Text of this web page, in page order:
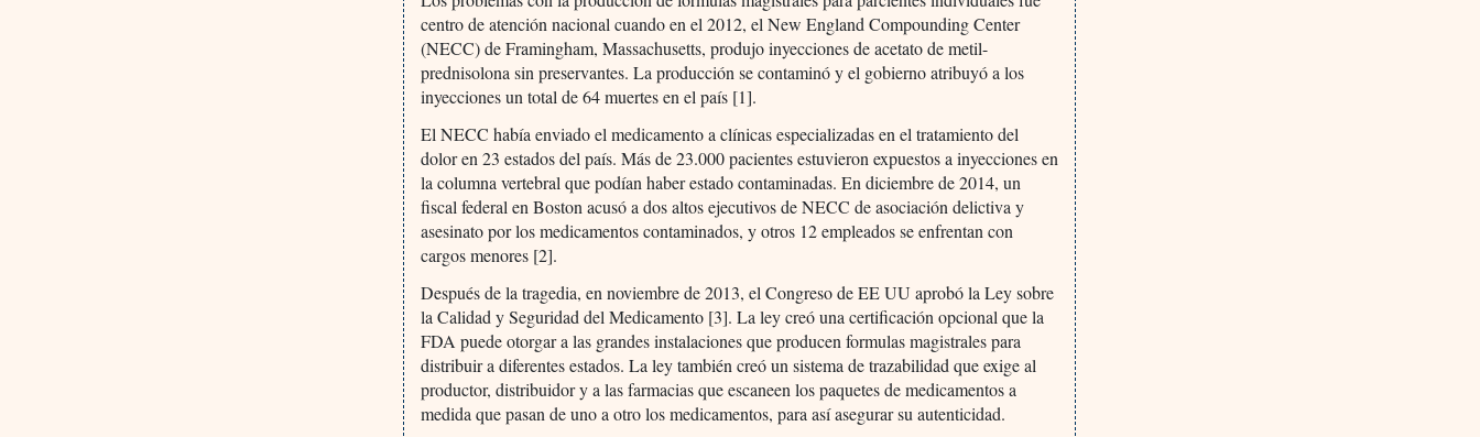
centro de atención nacional cuando en el 2012, el New England Compounding Center
(NECC) de Framingham, Massachusetts, produjo inyecciones de acetato de metil-
prednisolona sin preservantes. La producción se contaminó y el gobierno atribuyó a los
inyecciones un total de 64 muertes en el país [1].
El NECC había enviado el medicamento a clínicas especializadas en el tratamiento del
dolor en 23 estados del país. Más de 23.000 pacientes estuvieron expuestos a inyecciones en
la columna vertebral que podían haber estado contaminadas. En diciembre de 2014, un
fiscal federal en Boston acusó a dos altos ejecutivos de NECC de asociación delictiva y
asesinato por los medicamentos contaminados, y otros 12 empleados se enfrentan con
cargos menores [2].
Después de la tragedia, en noviembre de 2013, el Congreso de EE UU aprobó la Ley sobre
la Calidad y Seguridad del Medicamento [3]. La ley creó una certificación opcional que la
FDA puede otorgar a las grandes instalaciones que producen formulas magistrales para
distribuir a diferentes estados. La ley también creó un sistema de trazabilidad que exige al
productor, distribuidor y a las farmacias que escaneen los paquetes de medicamentos a
medida que pasan de uno a otro los medicamentos, para así asegurar su autenticidad.